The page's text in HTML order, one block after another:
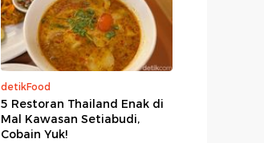
detikFood
5 Restoran Thailand Enak di
Mal Kawasan Setiabudi,
Cobain Yuk!